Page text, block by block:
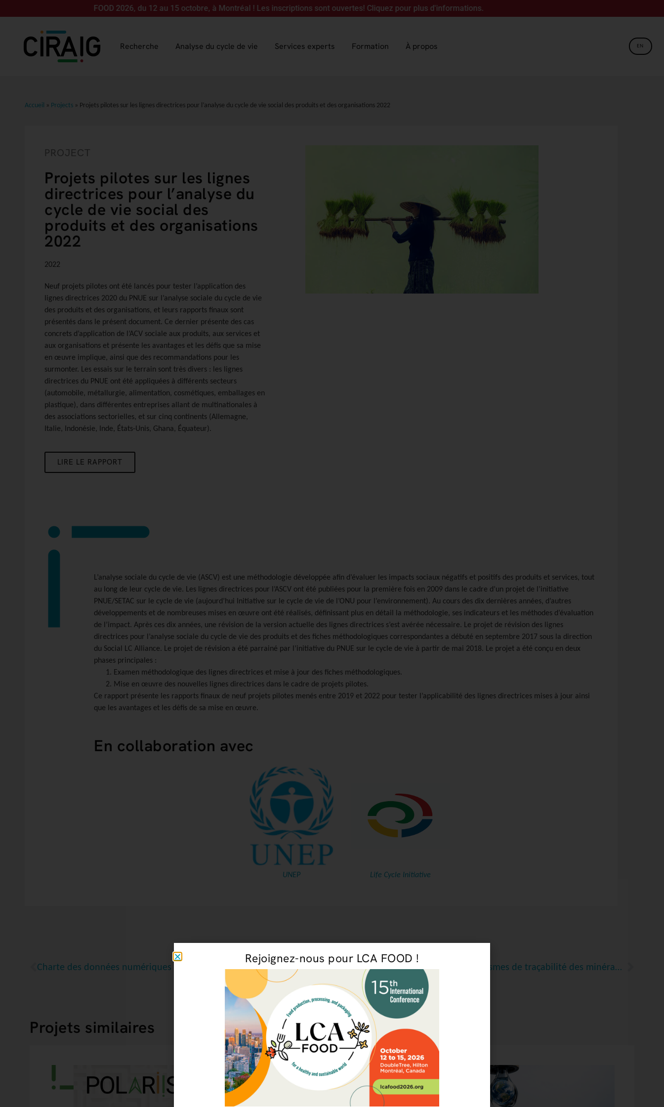
nous pour LCA FOOD 2026, du 12 au 15 octobre, à Montréal ! Les inscriptions sont ouvertes! Cliquez pour plus d'informations.
Recherche Analyse du cycle de vie Services experts Formation À propos EN
Accueil » Projects » Projets pilotes sur les lignes directrices pour l’analyse du cycle de vie social des produits et des organisations 2022
PROJECT
Projets pilotes sur les lignes
directrices pour l’analyse du
cycle de vie social des
produits et des organisations
2022
2022
Neuf projets pilotes ont été lancés pour tester l’application des
lignes directrices 2020 du PNUE sur l’analyse sociale du cycle de vie
des produits et des organisations, et leurs rapports finaux sont
présentés dans le présent document. Ce dernier présente des cas
concrets d’application de l’ACV sociale aux produits, aux services et
aux organisations et présente les avantages et les défis que sa mise
en œuvre implique, ainsi que des recommandations pour les
surmonter. Les essais sur le terrain sont très divers : les lignes
directrices du PNUE ont été appliquées à différents secteurs
(automobile, métallurgie, alimentation, cosmétiques, emballages en
plastique), dans différentes entreprises allant de multinationales à
des associations sectorielles, et sur cinq continents (Allemagne,
Italie, Indonésie, Inde, États-Unis, Ghana, Équateur).
LIRE LE RAPPORT
L’analyse sociale du cycle de vie (ASCV) est une méthodologie développée afin d’évaluer les impacts sociaux négatifs et positifs des produits et services, tout
au long de leur cycle de vie. Les lignes directrices pour l’ASCV ont été publiées pour la première fois en 2009 dans le cadre d’un projet de l’initiative
PNUE/SETAC sur le cycle de vie (aujourd’hui Initiative sur le cycle de vie de l’ONU pour l’environnement). Au cours des dix dernières années, d’autres
développements et de nombreuses mises en œuvre ont été réalisés, définissant plus en détail la méthodologie, ses indicateurs et les méthodes d’évaluation
de l’impact. Après ces dix années, une révision de la version actuelle des lignes directrices s’est avérée nécessaire. Le projet de révision des lignes
directrices pour l’analyse sociale du cycle de vie des produits et des fiches méthodologiques correspondantes a débuté en septembre 2017 sous la direction
du Social LC Alliance. Le projet de révision a été parrainé par l’initiative du PNUE sur le cycle de vie à partir de mai 2018. Le projet a été conçu en deux
phases principales :
Examen méthodologique des lignes directrices et mise à jour des fiches méthodologiques.
Mise en œuvre des nouvelles lignes directrices dans le cadre de projets pilotes.
Ce rapport présente les rapports finaux de neuf projets pilotes menés entre 2019 et 2022 pour tester l’applicabilité des lignes directrices mises à jour ainsi
que les avantages et les défis de sa mise en œuvre.
En collaboration avec
UNEP Life Cycle Initiative
Charte des données numériques de Montréal Projet pilote sur l’adoption de mécanismes de traçabilité des minéraux pour batteries
Projets similaires
Rejoignez-nous pour LCA FOOD !